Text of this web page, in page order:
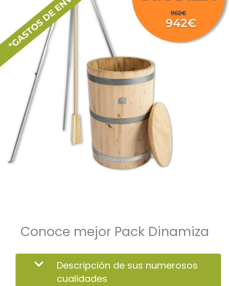
Conoce mejor Pack Dinamiza
Descripción de sus numerosos
cualidades